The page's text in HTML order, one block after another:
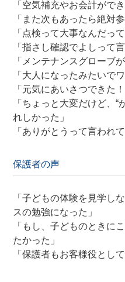
「空気補充やお会計がで
「また次もあったら絶対
「点検って大事なんだっ
「指さし確認でよしって
「メンテナンスグローブ
「大人になったみたいで
「元気にあいさつできた！
「ちょっと大変だけど、“
れしかった」
「ありがとうって言われ
保護者の声
「子どもの体験を見学し
スの勉強になった」
「もし、子どものときに
たかった」
「保護者もお客様役とし